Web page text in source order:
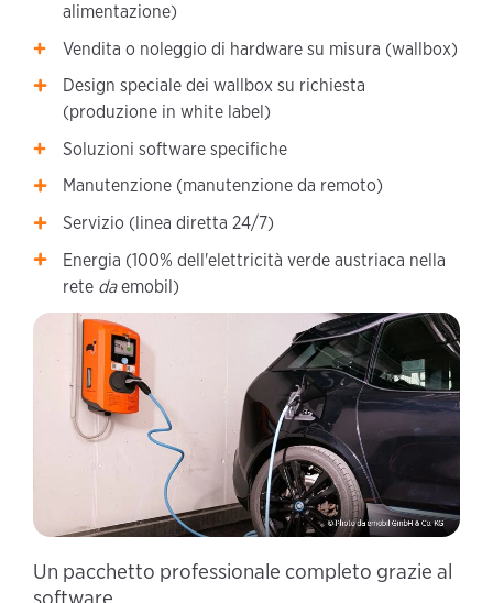
alimentazione)
Vendita o noleggio di hardware su misura (wallbox)
Design speciale dei wallbox su richiesta
(produzione in white label)
Soluzioni software specifiche
Manutenzione (manutenzione da remoto)
Servizio (linea diretta 24/7)
Energia (100% dell'elettricità verde austriaca nella
rete daemobil)
Un pacchetto professionale completo grazie al
software